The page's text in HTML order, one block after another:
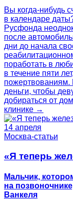
Вы когда-нибудь
в календаре
Русфонда
после
дни до начала
поработать в
в течение пяти
пожертвованиям.
деньги, чтобы
добираться от
клинике →
14 апреля
Москва-статьи
«Я теперь
Мальчик,
на
Ванкеля